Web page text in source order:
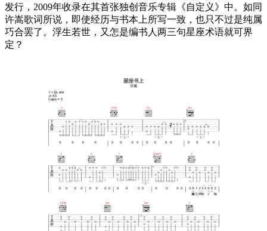
发行，2009年收录在其首张独创音乐专辑《自定义》中。如同
许嵩歌词所说，即使经历与书本上所写一致，也只不过是纯属
巧合罢了。浮生若世，又怎是编书人两三句星座术语就可界
定？